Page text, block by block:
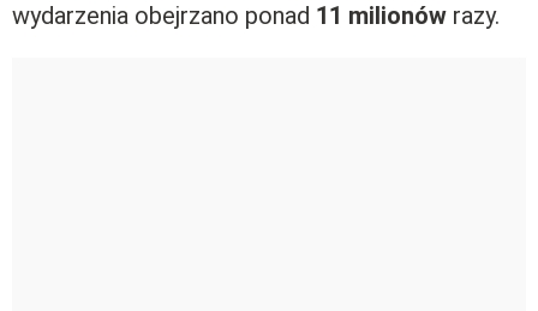
wydarzenia obejrzano ponad 11 milionów razy.